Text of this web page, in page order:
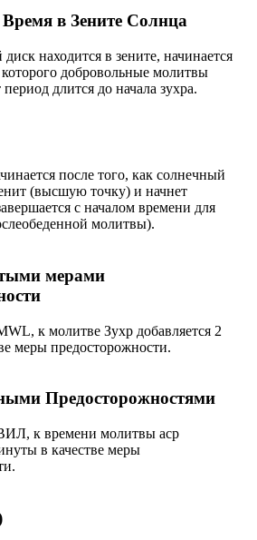
в Зените Солнца
находится в зените, начинается
добровольные молитвы
длится до начала зухра.
после того, как солнечный
(высшую точку) и начнет
с началом времени для
молитвы).
мерами
к молитве Зухр добавляется 2
меры предосторожности.
Предосторожностями
к времени молитвы аср
в качестве меры